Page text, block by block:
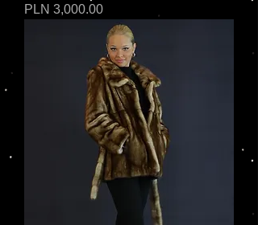
Cena
PLN 3,000.00